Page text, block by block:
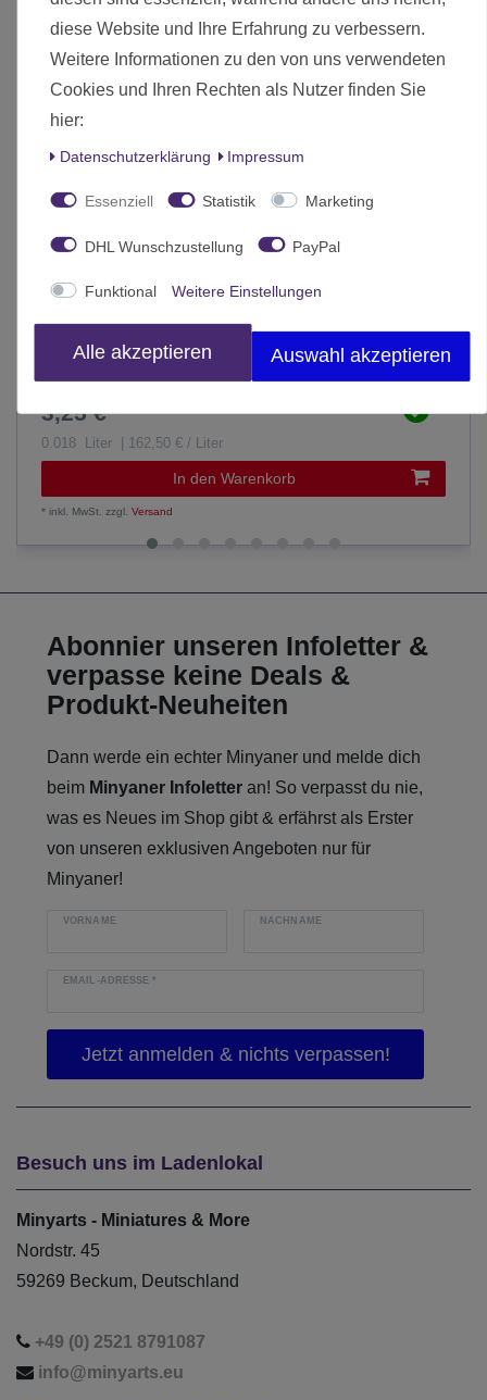
Vallejo Liquid Mask 18ml 70.523
3,25 € *
0.018 Liter | 162,50 € / Liter
In den Warenkorb
*inkl. MwSt. zzgl.Versand
Abonnier unseren Infoletter &
verpasse keine Deals &
Produkt-Neuheiten
Dann werde ein echter Minyaner und melde dich
beim Minyaner Infoletter an! So verpasst du nie,
was es Neues im Shop gibt & erfährst als Erster
von unseren exklusiven Angeboten nur für
Minyaner!
VORNAME NACHNAME
EMAIL-ADRESSE*
Besuch uns im Ladenlokal
Minyarts - Miniatures & More
Nordstr. 45
59269 Beckum, Deutschland
+49 (0) 2521 8791087
info@minyarts.eu
diese Website und Ihre Erfahrung zu verbessern.
Weitere Informationen zu den von uns verwendeten
Cookies und Ihren Rechten als Nutzer finden Sie
hier:
Daten­schutz­erklärung Impressum
Essenziell Statistik Marketing
DHL Wunschzustellung PayPal
Funktional Weitere Einstellungen
Alle akzeptieren Auswahl akzeptieren